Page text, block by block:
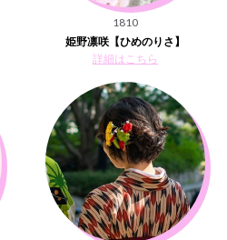
1810
姫野凛咲【ひめのりさ】
詳細はこちら